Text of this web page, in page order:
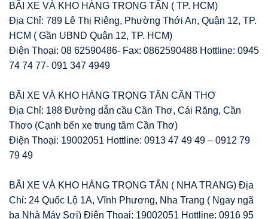
BÃI XE VÀ KHO HÀNG TRỌNG TẤN ( TP. HCM)
Địa Chỉ: 789 Lê Thị Riêng, Phường Thới An, Quận 12, TP.
HCM ( Gần UBND Quận 12, TP. HCM)
Điện Thoại: 08 62590486- Fax: 0862590488 Hottline: 0945
74 74 77- 091 347 4949
BÃI XE VÀ KHO HÀNG TRỌNG TẤN CẦN THƠ
Địa Chỉ: 188 Đường dẫn cầu Cần Thơ, Cái Răng, Cần
Thơo (Cạnh bến xe trung tâm Cần Thơ)
Điện Thoại: 19002051 Hottline: 0913 47 49 49 – 0912 79
79 49
BÃI XE VÀ KHO HÀNG TRỌNG TẤN ( NHA TRANG) Địa
Chỉ: 24 Quốc Lộ 1A, Vĩnh Phương, Nha Trang ( Ngay ngã
ba Nhà Máy Sợi) Điện Thoại: 19002051 Hottline: 0916 95